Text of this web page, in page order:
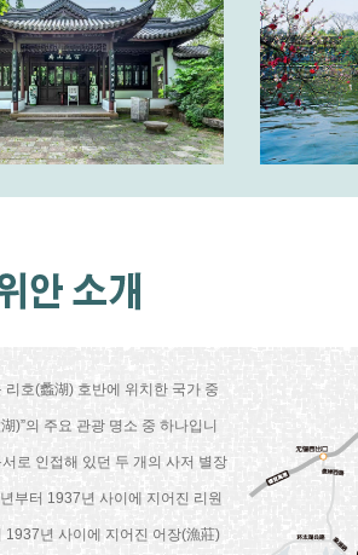
호(蠡湖) 호반에 위치한 국가 중
)”의 주요 관광 명소 중 하나입니
로 인접해 있던 두 개의 사저 별장
부터 1937년 사이에 지어진 리원
1937년 사이에 지어진 어장(漁莊)